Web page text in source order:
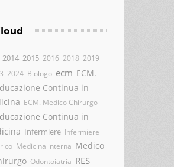
2014 2015 2016 2018 2019
2024 Biologo ecm ECM.
Continua in
ECM. Medico Chirurgo
Continua in
Infermiere Infermiere
Medicina interna Medico
Odontoiatria RES